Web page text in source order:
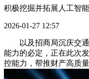
积极挖掘并拓展人工智
2026-01-27 12:57
以及招商局沉庆交通
能力的必定，正在此次
控能力，帮推财产高质